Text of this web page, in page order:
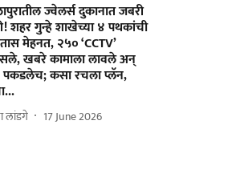
ज्वेलर्स दुकानात जबरी
शहर गुन्हे शाखेच्या ४ पथकांची
मेहनत, २५० ‘CCTV’
खबरे कामाला लावले अन्‌
पकडलेच; कसा रचला प्लॅन,
लांडगे 17 June 2026